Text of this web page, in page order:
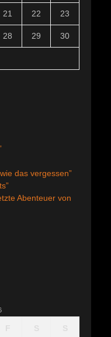
21 22 23
28 29 30
das vergessen”
Abenteuer von